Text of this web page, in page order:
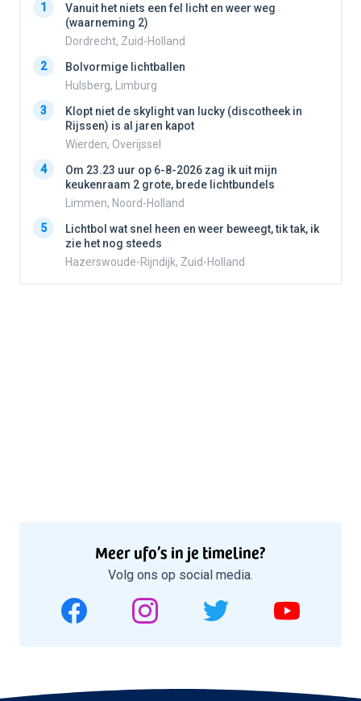
1
Vanuit het niets een fel licht en weer weg
(waarneming 2)
Dordrecht, Zuid-Holland
2
Bolvormige lichtballen
Hulsberg, Limburg
3
Klopt niet de skylight van lucky (discotheek in
Rijssen) is al jaren kapot
Wierden, Overijssel
4
Om 23.23 uur op 6-8-2026 zag ik uit mijn
keukenraam 2 grote, brede lichtbundels
Limmen, Noord-Holland
5
Lichtbol wat snel heen en weer beweegt, tik tak, ik
zie het nog steeds
Hazerswoude-Rijndijk, Zuid-Holland
Meer ufo’s in je timeline?
Volg ons op social media.